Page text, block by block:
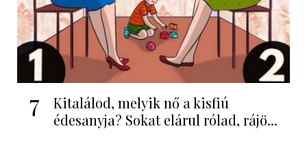
7
Kitalálod, melyik nő a kisfiú
édesanyja? Sokat elárul rólad, rájö...